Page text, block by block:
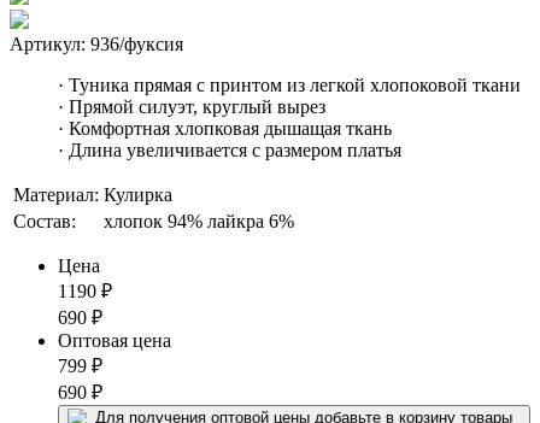
Артикул: 936/фуксия
· Туника прямая с принтом из легкой хлопоковой ткани
· Прямой силуэт, круглый вырез
· Комфортная хлопковая дышащая ткань
· Длина увеличивается с размером платья
Материал: Кулирка
Состав:
хлопок 94% лайкра 6%
Цена
1190 ₽
690 ₽
Оптовая цена
799 ₽
690 ₽